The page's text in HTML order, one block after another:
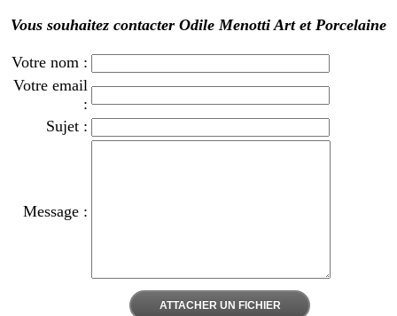
Vous souhaitez contacter Odile Menotti Art et Porcelaine
Votre nom :
Votre email
:
Sujet :
Message :
ATTACHER UN FICHIER